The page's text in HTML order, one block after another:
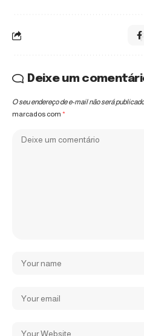
Deixe um
O seu endereço de e-mail não será
marcados com *